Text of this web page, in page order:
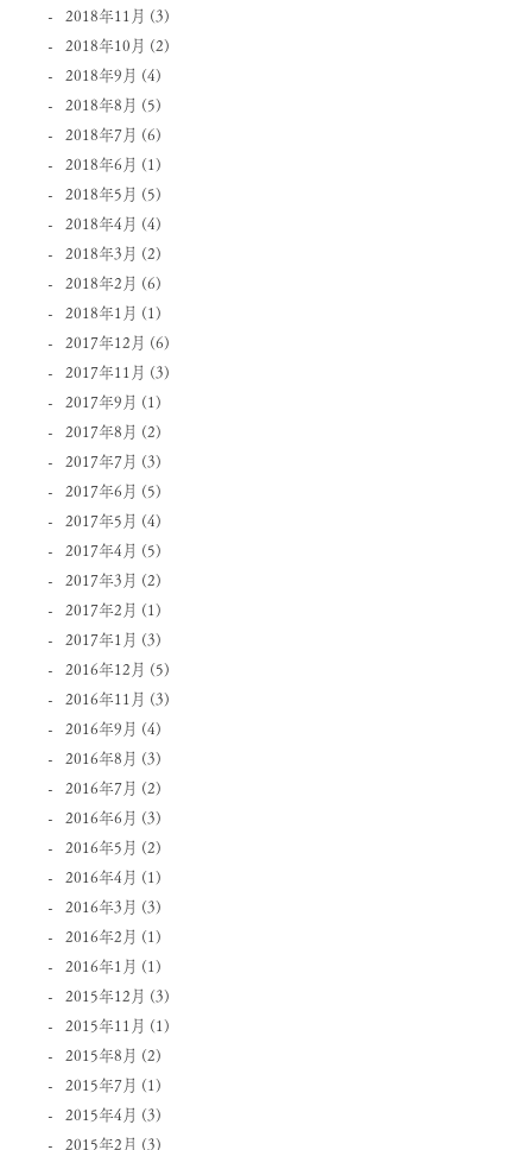
2018年11月 (3)
2018年10月 (2)
2018年9月 (4)
2018年8月 (5)
2018年7月 (6)
2018年6月 (1)
2018年5月 (5)
2018年4月 (4)
2018年3月 (2)
2018年2月 (6)
2018年1月 (1)
2017年12月 (6)
2017年11月 (3)
2017年9月 (1)
2017年8月 (2)
2017年7月 (3)
2017年6月 (5)
2017年5月 (4)
2017年4月 (5)
2017年3月 (2)
2017年2月 (1)
2017年1月 (3)
2016年12月 (5)
2016年11月 (3)
2016年9月 (4)
2016年8月 (3)
2016年7月 (2)
2016年6月 (3)
2016年5月 (2)
2016年4月 (1)
2016年3月 (3)
2016年2月 (1)
2016年1月 (1)
2015年12月 (3)
2015年11月 (1)
2015年8月 (2)
2015年7月 (1)
2015年4月 (3)
2015年2月 (3)